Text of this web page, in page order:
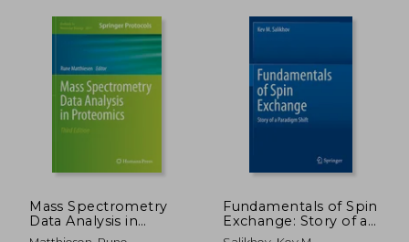
45%
Mass Spectrometry
Data Analysis in
Proteomics (en
Fundamentals of Spin
Exchange: Story of a
Paradigm Shift (en